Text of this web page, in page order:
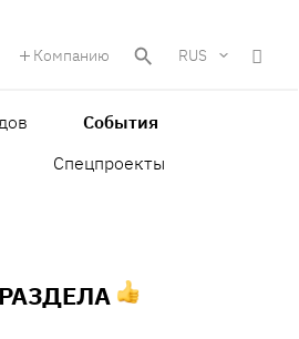
Компанию RUS
События
Спецпроекты